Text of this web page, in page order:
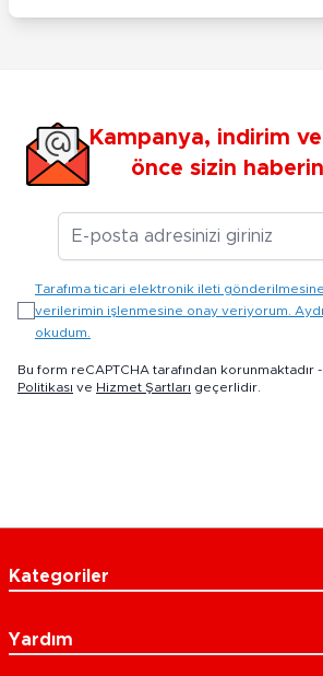
Kampanya, indirim
önce sizin
E-posta
Tarafıma ticari elektronik ileti
verilerimin işlenmesine onay veriyorum.
okudum.
Bu form reCAPTCHA tarafından korunmaktadır -
Politikası ve Hizmet Şartları geçerlidir.
Kategoriler
Yardım